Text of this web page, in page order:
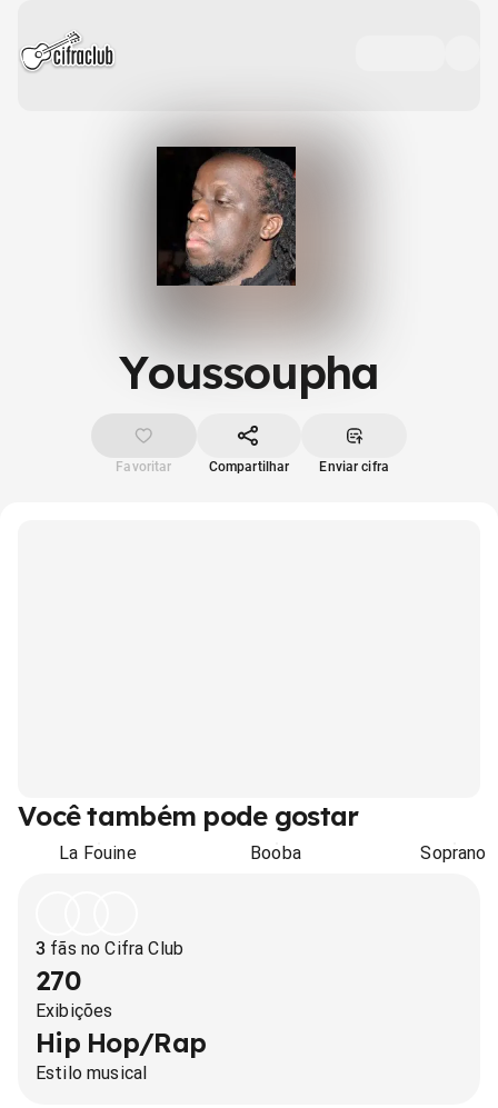
Youssoupha
Favoritar Compartilhar Enviar cifra
Você também pode gostar
La Fouine Booba Soprano
3 fãs no Cifra Club
270
Exibições
Hip Hop/Rap
Estilo musical